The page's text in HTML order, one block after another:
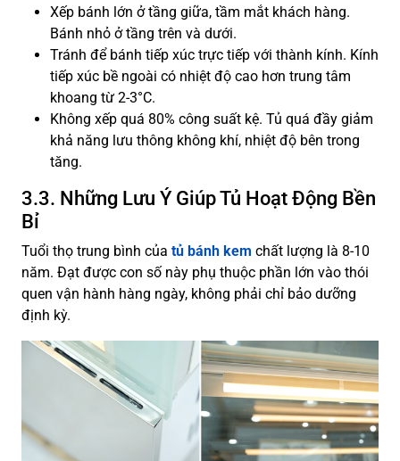
Xếp bánh lớn ở tầng giữa, tầm mắt khách hàng.
Bánh nhỏ ở tầng trên và dưới.
Tránh để bánh tiếp xúc trực tiếp với thành kính. Kính
tiếp xúc bề ngoài có nhiệt độ cao hơn trung tâm
khoang từ 2-3°C.
Không xếp quá 80% công suất kệ. Tủ quá đầy giảm
khả năng lưu thông không khí, nhiệt độ bên trong
tăng.
3.3. Những Lưu Ý Giúp Tủ Hoạt Động Bền
Bỉ
Tuổi thọ trung bình của tủ bánh kem chất lượng là 8-10
năm. Đạt được con số này phụ thuộc phần lớn vào thói
quen vận hành hàng ngày, không phải chỉ bảo dưỡng
định kỳ.